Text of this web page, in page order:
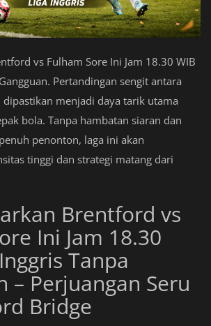
vs Fulham Sore Ini Jam 18.30 WIB
Pertandingan sengit antara
menjadi daya tarik utama
bola. Tanpa hambatan siaran dan
penonton, laga ini akan
tinggi dan strategi matang dari
Brentford vs
Ini Jam 18.30
Tanpa
– Perjuangan Seru
Bridge